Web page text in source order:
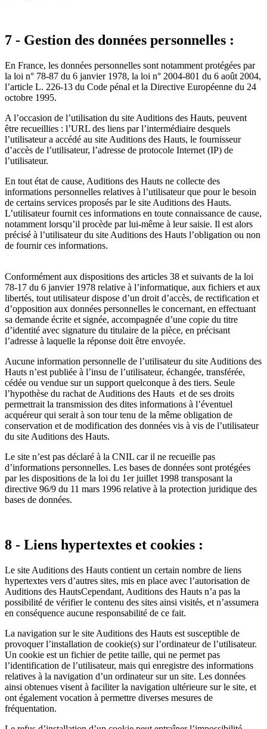
7 - Gestion des données personnelles :
En France, les données personnelles sont notamment protégées par
la loi n° 78-87 du 6 janvier 1978, la loi n° 2004-801 du 6 août 2004,
l’article L. 226-13 du Code pénal et la Directive Européenne du 24
octobre 1995.
A l’occasion de l’utilisation du site Auditions des Hauts, peuvent
être recueillies : l’URL des liens par l’intermédiaire desquels
l’utilisateur a accédé au site Auditions des Hauts, le fournisseur
d’accès de l’utilisateur, l’adresse de protocole Internet (IP) de
l’utilisateur.
En tout état de cause, Auditions des Hauts ne collecte des
informations personnelles relatives à l’utilisateur que pour le besoin
de certains services proposés par le site Auditions des Hauts.
L’utilisateur fournit ces informations en toute connaissance de cause,
notamment lorsqu’il procède par lui-même à leur saisie. Il est alors
précisé à l’utilisateur du site Auditions des Hauts l’obligation ou non
de fournir ces informations.
Conformément aux dispositions des articles 38 et suivants de la loi
78-17 du 6 janvier 1978 relative à l’informatique, aux fichiers et aux
libertés, tout utilisateur dispose d’un droit d’accès, de rectification et
d’opposition aux données personnelles le concernant, en effectuant
sa demande écrite et signée, accompagnée d’une copie du titre
d’identité avec signature du titulaire de la pièce, en précisant
l’adresse à laquelle la réponse doit être envoyée.
Aucune information personnelle de l’utilisateur du site Auditions des
Hauts n’est publiée à l’insu de l’utilisateur, échangée, transférée,
cédée ou vendue sur un support quelconque à des tiers. Seule
l’hypothèse du rachat de Auditions des Hauts et de ses droits
permettrait la transmission des dites informations à l’éventuel
acquéreur qui serait à son tour tenu de la même obligation de
conservation et de modification des données vis à vis de l’utilisateur
du site Auditions des Hauts.
Le site n’est pas déclaré à la CNIL car il ne recueille pas
d’informations personnelles. Les bases de données sont protégées
par les dispositions de la loi du 1er juillet 1998 transposant la
directive 96/9 du 11 mars 1996 relative à la protection juridique des
bases de données.
8 - Liens hypertextes et cookies :
Le site Auditions des Hauts contient un certain nombre de liens
hypertextes vers d’autres sites, mis en place avec l’autorisation de
Auditions des HautsCependant, Auditions des Hauts n’a pas la
possibilité de vérifier le contenu des sites ainsi visités, et n’assumera
en conséquence aucune responsabilité de ce fait.
La navigation sur le site Auditions des Hauts est susceptible de
provoquer l’installation de cookie(s) sur l’ordinateur de l’utilisateur.
Un cookie est un fichier de petite taille, qui ne permet pas
l’identification de l’utilisateur, mais qui enregistre des informations
relatives à la navigation d’un ordinateur sur un site. Les données
ainsi obtenues visent à faciliter la navigation ultérieure sur le site, et
ont également vocation à permettre diverses mesures de
fréquentation.